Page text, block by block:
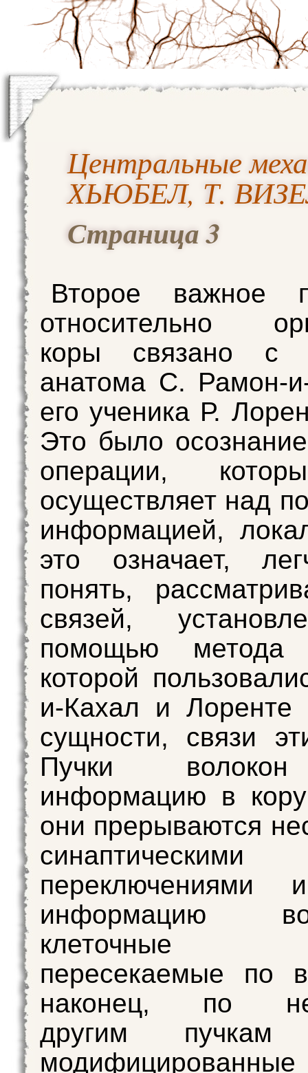
Центральные
ХЬЮБЕЛ, Т.
Страница 3
Второе важное
относительно
коры связано с
анатома С. Рамон-
его ученика Р.
Это было
операции,
осуществляет над
информацией,
это означает,
понять,
связей,
помощью метода
которой
и-Кахал и
сущности, связи
Пучки
информацию в
они прерываются
синаптическими
переключениями
информацию
клеточные
пересекаемые по
наконец, по
другим пучкам
модифицированные